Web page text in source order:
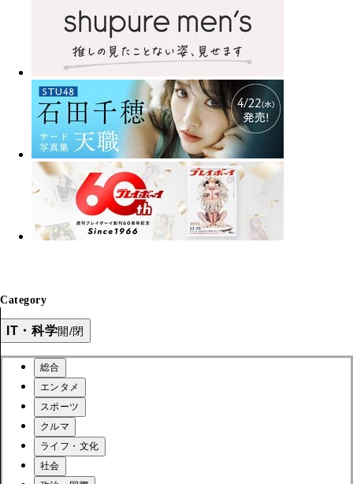
Category
IT・科学開/閉
総合
エンタメ
スポーツ
クルマ
ライフ・文化
社会